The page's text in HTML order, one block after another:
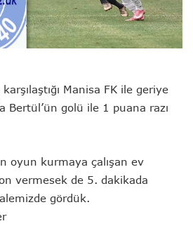
Manisa FK ile geriye
Bertül’ün golü ile 1 puana razı
oyun kurmaya çalışan ev
vermesek de 5. dakikada
gördük.